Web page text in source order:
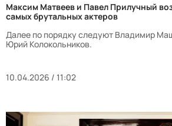
Максим Матвеев и Павел Прилучный
самых брутальных актеров
Далее по порядку следуют Владимир
Юрий Колокольников.
10.04.2026 / 11:02